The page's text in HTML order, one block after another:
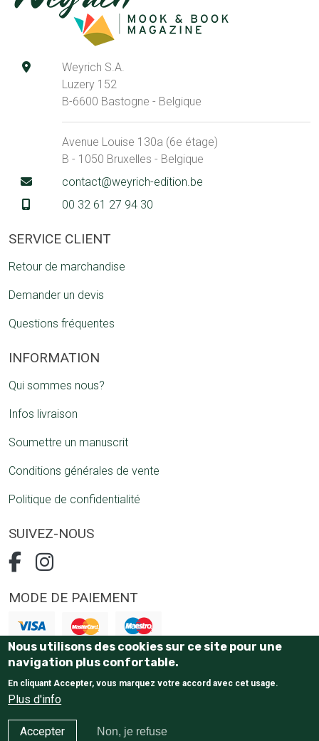
Weyrich S.A.
Luzery 152
B-6600 Bastogne - Belgique
Avenue Louise 130a (6e étage)
B - 1050 Bruxelles - Belgique
contact@weyrich-edition.be
00 32 61 27 94 30
SERVICE CLIENT
Retour de marchandise
Demander un devis
Questions fréquentes
INFORMATION
Qui sommes nous?
Infos livraison
Soumettre un manuscrit
Conditions générales de vente
Politique de confidentialité
SUIVEZ-NOUS
MODE DE PAIEMENT
Paiement 100% sécurisé
E-Commerce website
Nous utilisons des cookies sur ce site pour une
navigation plus confortable.
En cliquant Accepter, vous marquez votre accord avec cet usage.
Plus d'info
Accepter Non, je refuse